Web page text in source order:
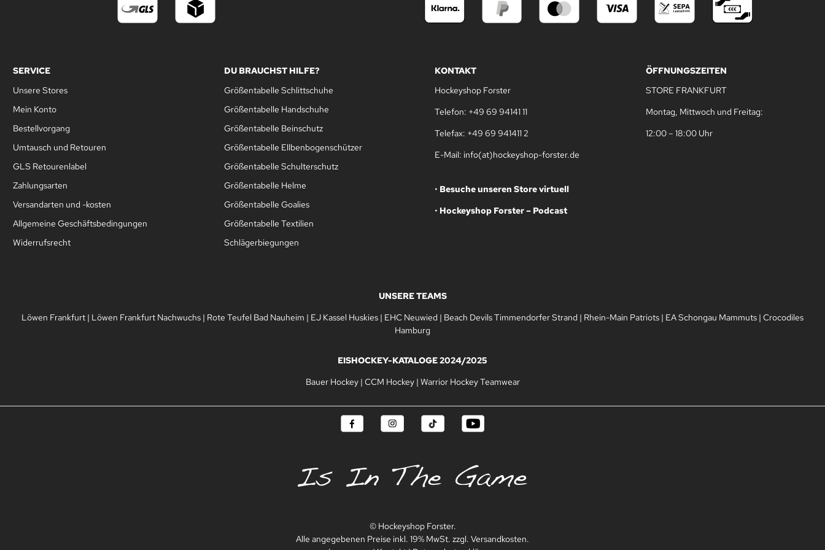
SERVICE
Unsere Stores
Mein Konto
Bestellvorgang
Umtausch und Retouren
GLS Retourenlabel
Zahlungsarten
Versandarten und -kosten
Allgemeine Geschäftsbedingungen
Widerrufsrecht
DU BRAUCHST HILFE?
Größentabelle Schlittschuhe
Größentabelle Handschuhe
Größentabelle Beinschutz
Größentabelle Ellbenbogenschützer
Größentabelle Schulterschutz
Größentabelle Helme
Größentabelle Goalies
Größentabelle Textilien
Schlägerbiegungen
KONTAKT
Hockeyshop Forster
Telefon: +49 69 94141 11
Telefax: +49 69 941411 2
E-Mail: info(at)hockeyshop-forster.de
• Besuche unseren Store virtuell
• Hockeyshop Forster – Podcast
ÖFFNUNGSZEITEN
STORE FRANKFURT
Montag, Mittwoch und Freitag:
12:00 – 18:00 Uhr
UNSERE TEAMS
Löwen Frankfurt | Löwen Frankfurt Nachwuchs | Rote Teufel Bad Nauheim | EJ Kassel Huskies | EHC Neuwied | Beach Devils Timmendorfer Strand | Rhein-Main Patriots | EA Schongau Mammuts | Crocodiles
Hamburg
EISHOCKEY-KATALOGE 2024/2025
Bauer Hockey| CCM Hockey| Warrior Hockey Teamwear
© Hockeyshop Forster.
Alle angegebenen Preise inkl. 19% MwSt. zzgl. Versandkosten.